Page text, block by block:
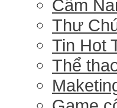
Cẩm
Thư
Tin Hot
Thể